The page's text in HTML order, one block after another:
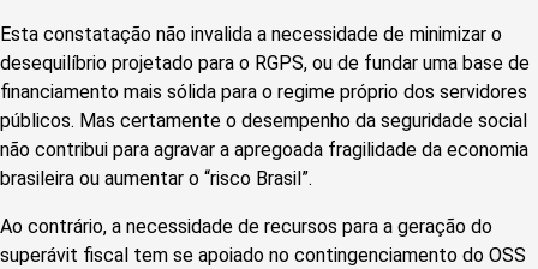
Esta constatação não invalida a necessidade de minimizar o
desequilíbrio projetado para o RGPS, ou de fundar uma base de
financiamento mais sólida para o regime próprio dos servidores
públicos. Mas certamente o desempenho da seguridade social
não contribui para agravar a apregoada fragilidade da economia
brasileira ou aumentar o “risco Brasil”.
Ao contrário, a necessidade de recursos para a geração do
superávit fiscal tem se apoiado no contingenciamento do OSS